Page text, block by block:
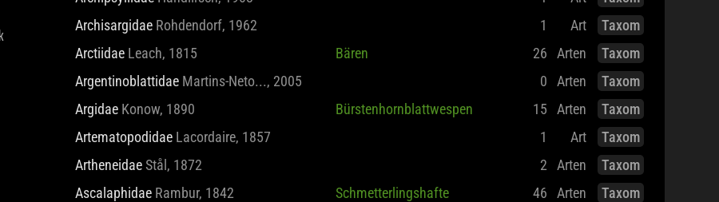
Archisargidae Rohdendorf, 1962 1 Art
Taxom
Arctiidae Leach, 1815 Bären 26 Arten
Taxom
Argentinoblattidae Martins-Neto..., 2005 0 Arten
Taxom
Argidae Konow, 1890 Bürstenhornblattwespen 15 Arten
Taxom
Artematopodidae Lacordaire, 1857 1 Art
Taxom
ArtheneidaeStål, 1872 2 Arten
Taxom
Ascalaphidae Rambur, 1842 Schmetterlingshafte 46 Arten
Taxom